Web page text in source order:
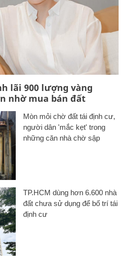
lãi 900 lượng vàng
nhờ mua bán đất
Mòn mỏi chờ đất tái định cư,
người dân 'mắc kẹt' trong
những căn nhà chờ sập
TP.HCM dùng hơn 6.600 nhà
đất chưa sử dụng để bố trí tái
định cư